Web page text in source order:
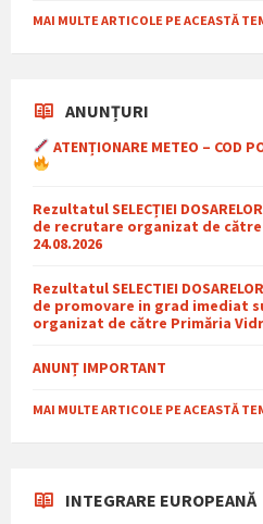
MAI MULTE ARTICOLE PE ACEASTĂ
ANUNȚURI
ATENȚIONARE METEO – COD
Rezultatul SELECȚIEI
de recrutare organizat de
24.08.2026
Rezultatul SELECTIEI
de promovare in grad imediat
organizat de către Primăria
ANUNȚ IMPORTANT
MAI MULTE ARTICOLE PE ACEASTĂ
INTEGRARE EUROPEANĂ